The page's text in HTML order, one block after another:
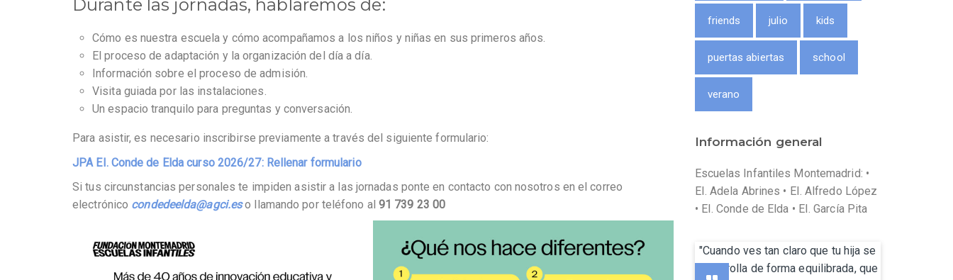
Durante las jornadas, hablaremos de:
Cómo es nuestra escuela y cómo acompañamos a los niños y niñas en sus primeros años.
El proceso de adaptación y la organización del día a día.
Información sobre el proceso de admisión.
Visita guiada por las instalaciones.
Un espacio tranquilo para preguntas y conversación.
Para asistir, es necesario inscribirse previamente a través del siguiente formulario:
JPA EI. Conde de Elda curso 2026/27: Rellenar formulario
Si tus circunstancias personales te impiden asistir a las jornadas ponte en contacto con nosotros en el correo
electrónico condedeelda@agci.eso llamando por teléfono al 91 739 23 00
friends julio kids
puertas abiertas school
verano
Información general
Escuelas Infantiles Montemadrid: •
EI. Adela Abrines • EI. Alfredo López
• EI. Conde de Elda • EI. García Pita
"Cuando ves tan claro que tu hija se
desarrolla de forma equilibrada, que